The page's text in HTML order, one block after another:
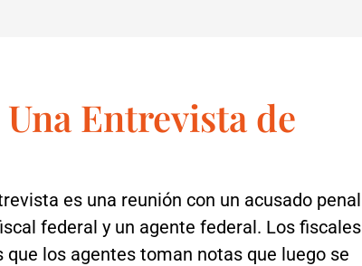
Entrevista de
es una reunión con un acusado penal
federal y un agente federal. Los fiscales
los agentes toman notas que luego se